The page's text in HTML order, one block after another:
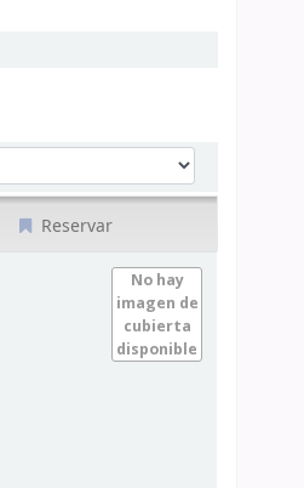
Reservar
No hay
imagen de
cubierta
disponible